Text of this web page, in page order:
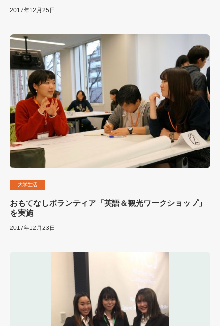
2017年12月25日
大学生活
おもてなしボランティア「英語＆観光ワークショップ」
を実施
2017年12月23日